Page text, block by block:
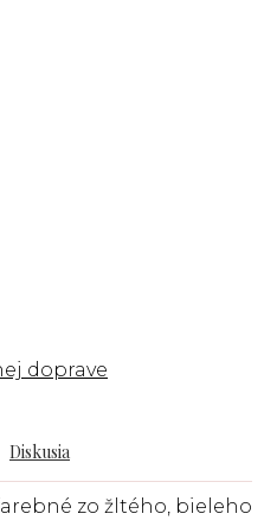
doprave
Diskusia
zo žltého, bieleho